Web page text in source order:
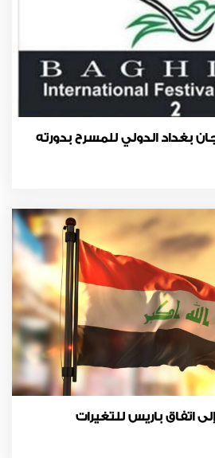
بغداد الدولي للمسرح بدورته
اتفاق باريس للتغيرات